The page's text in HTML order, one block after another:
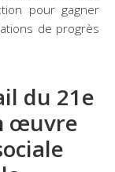
pour gagner
de progrès
du 21e
œuvre